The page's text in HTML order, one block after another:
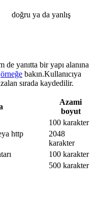
doğru ya da yanlış
de yanıtta bir yapı alanına
örneğe bakın.Kullanıcıya
sırada kaydedilir.
Azami
boyut
100 karakter
http
2048
karakter
100 karakter
500 karakter